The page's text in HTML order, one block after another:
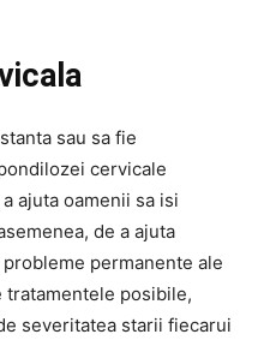
sau sa fie
cervicale
ajuta oamenii sa isi
de a ajuta
permanente ale
tratamentele posibile,
severitatea starii fiecarui